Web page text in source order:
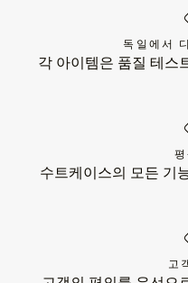
독일에서
각 아이템은 품질 테스
수트케이스의 모든 기
고